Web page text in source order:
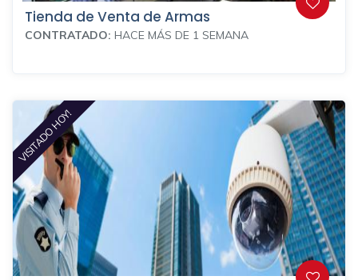
Tienda de Venta de Armas
CONTRATADO: HACE MÁS DE 1 SEMANA
VISITADO HOY!